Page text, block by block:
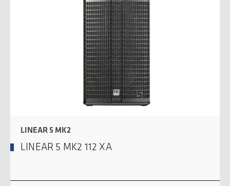
LINEAR 5 MK2
LINEAR 5 MK2 112 XA